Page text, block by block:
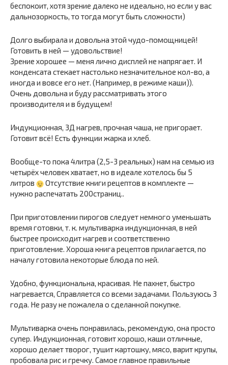
беспокоит, хотя зрение далеко не идеально, но если у вас
дальнозоркость, то тогда могут быть сложности)
Долго выбирала и довольна этой чудо-помощницей!
Готовить в ней — удовольствие!
Зрение хорошее — меня лично дисплей не напрягает. И
конденсата стекает настолько незначительное кол-во, а
иногда и вовсе его нет. (Например, в режиме каши)).
Очень довольна и буду рассматривать этого
производителя и в будущем!
Индукционная, 3Д нагрев, прочная чаша, не пригорает.
Готовит всё! Есть функции жарка и хлеб.
Вообще-то пока 4литра (2,5-3 реальных) нам на семью из
четырёх человек хватает, но в идеале хотелось бы 5
литров
Отсутствие книги рецептов в комплекте —
нужно распечатать 200страниц..
При приготовлении пирогов следует немного уменьшать
время готовки, т. к. мультиварка индукционная, в ней
быстрее происходит нагрев и соответственно
приготовление. Хороша книга рецептов прилагается, по
началу готовила некоторые блюда по ней.
Удобно, функциональна, красивая. Не пахнет, быстро
нагревается, Справляется со всеми задачами. Пользуюсь 3
года. Не разу не пожалела о сделанной покупке.
Мультиварка очень понравилась, рекомендую, она просто
супер. Индукционная, готовит хорошо, каши отличные,
хорошо делает творог, тушит картошку, мясо, варит крупы,
пробовала рис и гречку. Самое главное правильные